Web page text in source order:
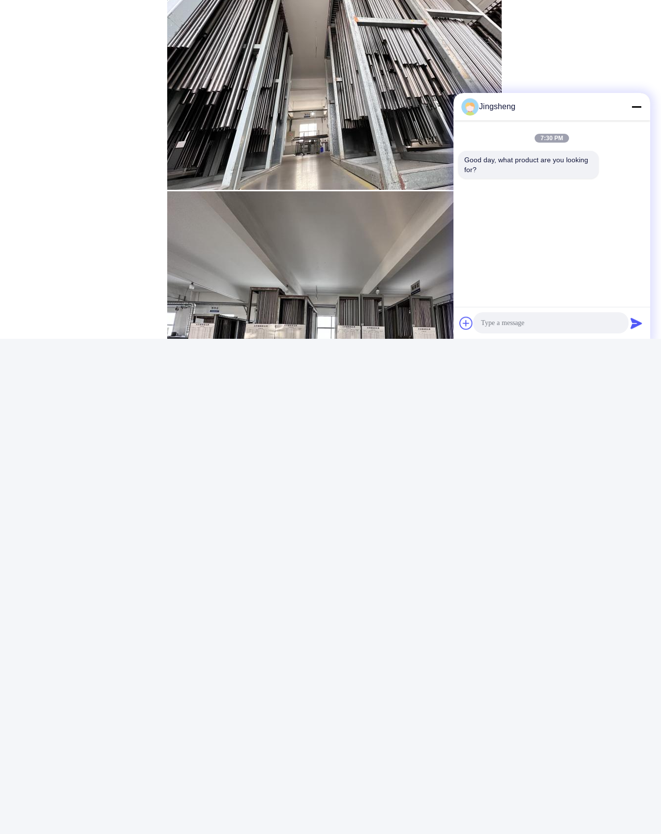
Jingsheng
7:30 PM
Good day, what product are you looking
for?